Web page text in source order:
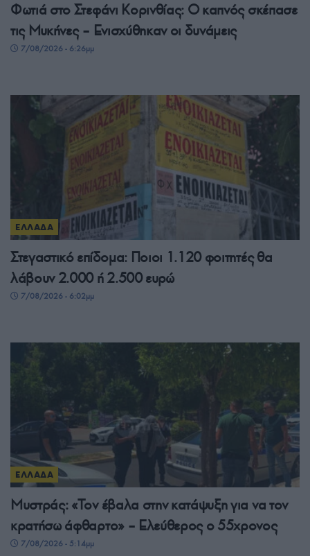
Φωτιά στο Στεφάνι Κορινθίας: Ο καπνός σκέπασε
τις Μυκήνες – Ενισχύθηκαν οι δυνάμεις
7/08/2026 - 6:26μμ
ΕΛΛΑΔΑ
Στεγαστικό επίδομα: Ποιοι 1.120 φοιτητές θα
λάβουν 2.000 ή 2.500 ευρώ
7/08/2026 - 6:02μμ
ΕΛΛΑΔΑ
Μυστράς: «Τον έβαλα στην κατάψυξη για να τον
κρατήσω άφθαρτο» – Ελεύθερος ο 55χρονος
7/08/2026 - 5:14μμ